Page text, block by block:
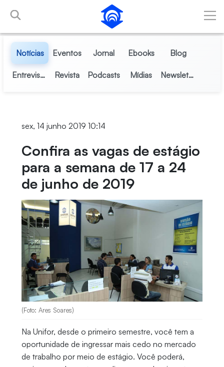
Pular para o Conteúdo principal
Notícias Eventos Jornal Ebooks Blog
Entrevistas Revista Podcasts Mídias Newsletter
sex, 14 junho 2019 10:14
Confira as vagas de estágio
para a semana de 17 a 24
de junho de 2019
(Foto: Ares Soares)
Na Unifor, desde o primeiro semestre, você tem a
oportunidade de ingressar mais cedo no mercado
de trabalho por meio de estágio. Você poderá,